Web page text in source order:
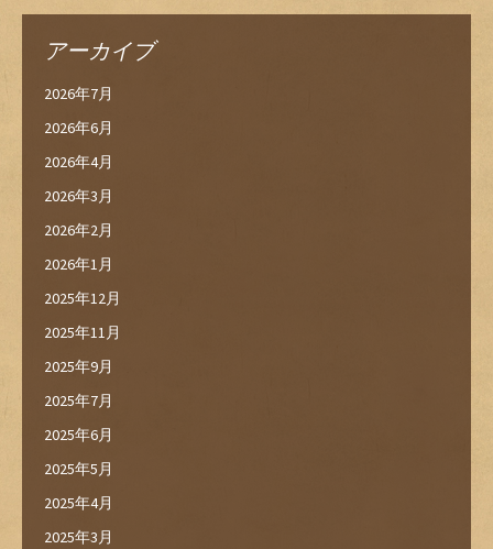
アーカイブ
2026年7月
2026年6月
2026年4月
2026年3月
2026年2月
2026年1月
2025年12月
2025年11月
2025年9月
2025年7月
2025年6月
2025年5月
2025年4月
2025年3月